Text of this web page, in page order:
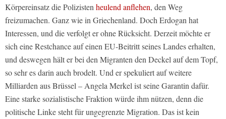
Körpereinsatz die Polizisten heulend anflehen, den Weg
freizumachen. Ganz wie in Griechenland. Doch Erdogan hat
Interessen, und die verfolgt er ohne Rücksicht. Derzeit möchte er
sich eine Restchance auf einen EU-Beitritt seines Landes erhalten,
und deswegen hält er bei den Migranten den Deckel auf dem Topf,
so sehr es darin auch brodelt. Und er spekuliert auf weitere
Milliarden aus Brüssel – Angela Merkel ist seine Garantin dafür.
Eine starke sozialistische Fraktion würde ihm nützen, denn die
politische Linke steht für ungegrenzte Migration. Das ist kein